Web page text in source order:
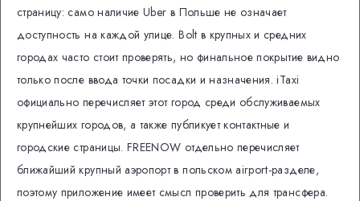
страницу: само наличие Uber в Польше не означает
доступность на каждой улице. Bolt в крупных и средних
городах часто стоит проверять, но финальное покрытие видно
только после ввода точки посадки и назначения. iTaxi
официально перечисляет этот город среди обслуживаемых
крупнейших городов, а также публикует контактные и
городские страницы. FREENOW отдельно перечисляет
ближайший крупный аэропорт в польском airport-разделе,
поэтому приложение имеет смысл проверить для трансфера.